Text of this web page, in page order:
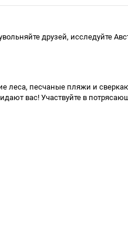
друзей, исследуйте
леса, песчаные пляжи и
вас! Участвуйте в